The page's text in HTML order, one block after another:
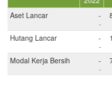
Aset Lancar
-
-
Hutang Lancar -
-
Modal Kerja Bersih -
-